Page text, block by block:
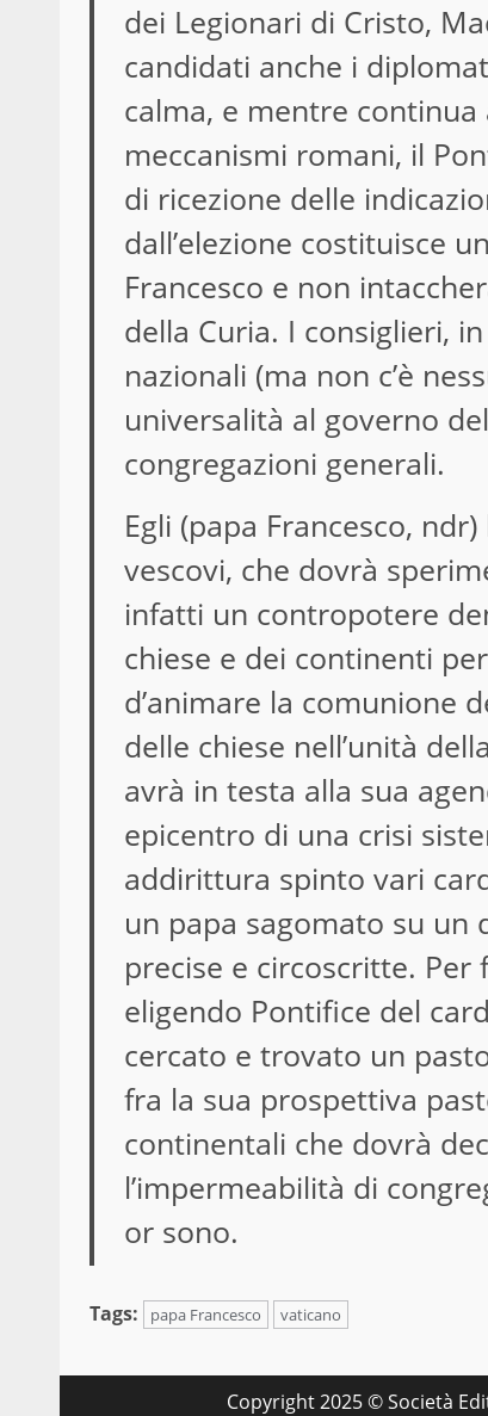
dei Legionari di Cristo,
candidati anche i
calma, e mentre
meccanismi romani, il
di ricezione delle
dall’elezione costituisce
Francesco e non
della Curia. I consiglieri,
nazionali (ma non c’è
universalità al governo
congregazioni generali.
Egli (papa Francesco,
vescovi, che dovrà
infatti un contropotere
chiese e dei continenti
d’animare la comunione
delle chiese nell’unità
avrà in testa alla sua
epicentro di una crisi
addirittura spinto vari
un papa sagomato su un
precise e circoscritte.
eligendo Pontifice del
cercato e trovato un
fra la sua prospettiva
continentali che dovrà
l’impermeabilità di
or sono.
Tags: papa Francesco vaticano
Copyright 2025 © Società